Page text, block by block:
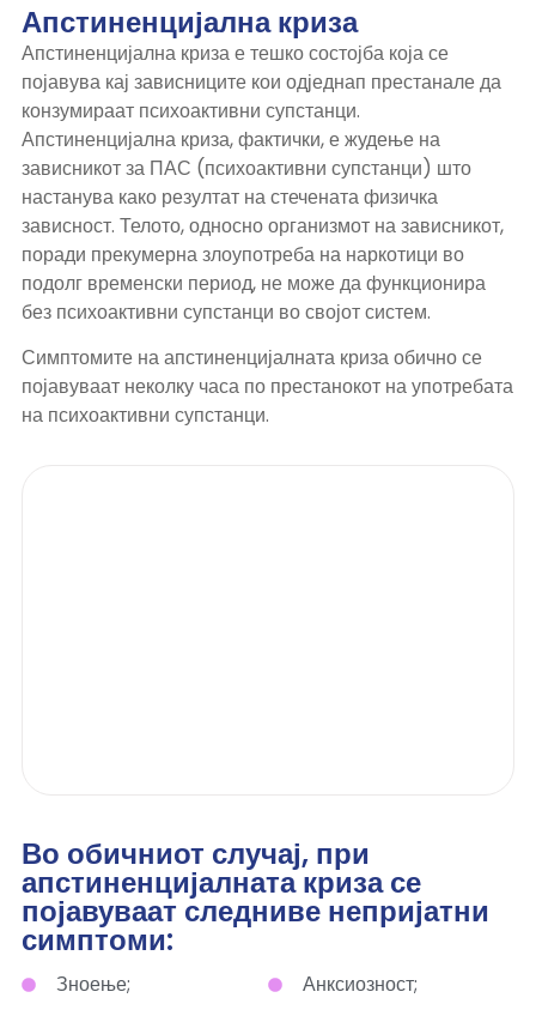
Апстиненцијална криза
Апстиненцијална криза е тешко состојба која се
појавува кај зависниците кои одједнап престанале да
конзумираат психоактивни супстанци.
Апстиненцијална криза, фактички, е жудење на
зависникот за ПАС (психоактивни супстанци) што
настанува како резултат на стечената физичка
зависност. Телото, односно организмот на зависникот,
поради прекумерна злоупотреба на наркотици во
подолг временски период, не може да функционира
без психоактивни супстанци во својот систем.
Симптомите на апстиненцијалната криза обично се
појавуваат неколку часа по престанокот на употребата
на психоактивни супстанци.
Во обичниот случај, при
апстиненцијалната криза се
појавуваат следниве непријатни
симптоми:
Зноење;
Анксиозност;